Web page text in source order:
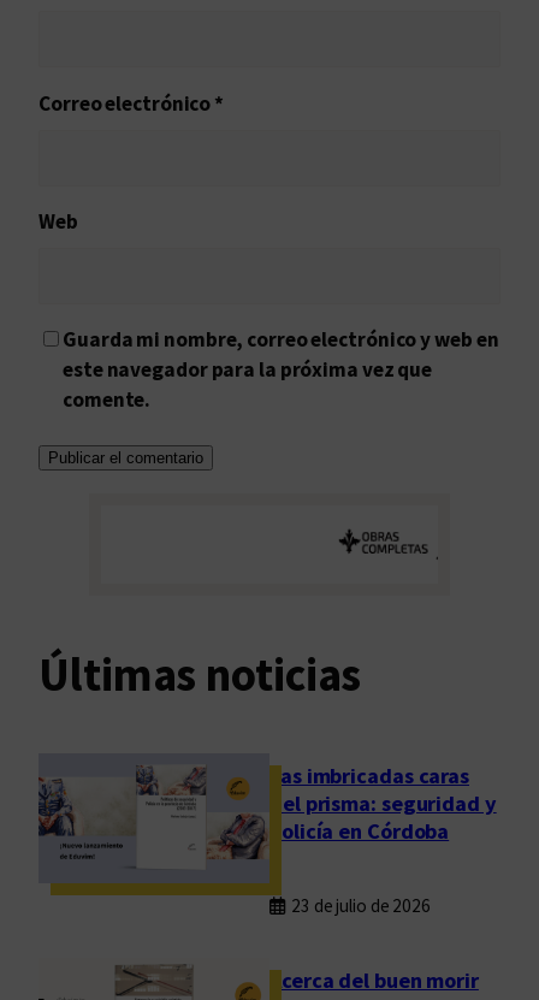
Correo electrónico*
Web
Guarda mi nombre, correo electrónico y web en
este navegador para la próxima vez que
comente.
Últimas noticias
Las imbricadas caras
del prisma: seguridad y
policía en Córdoba
23 de julio de 2026
Acerca del buen morir